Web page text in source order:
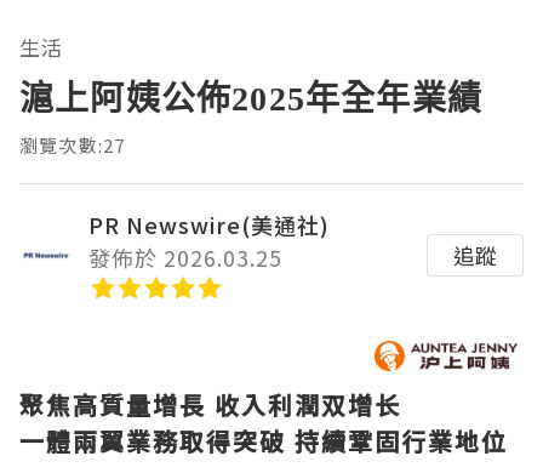
生活
滬上阿姨公佈2025年全年業績
瀏覽次數:27
PR Newswire(美通社)
發佈於 2026.03.25
追蹤
聚焦高質量增長 收入利潤双增长
一體兩翼業務取得突破 持續鞏固行業地位